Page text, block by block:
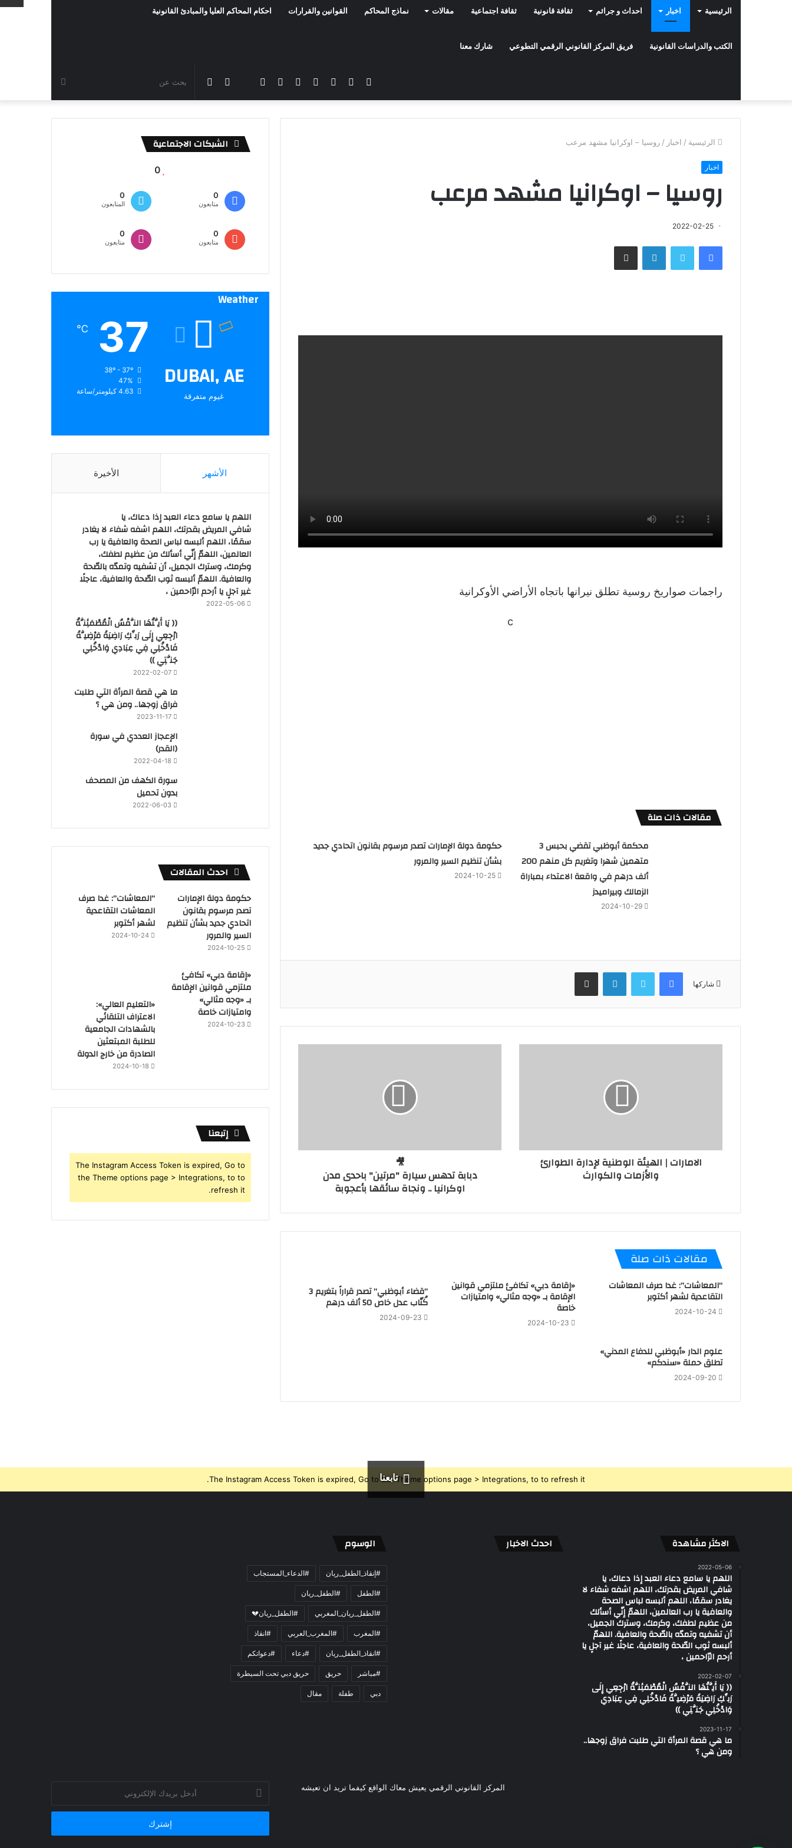
الرئيسية اخبار احداث و جرائم ثقافة قانونية ثقافة اجتماعية مقالات نماذج المحاكم القوانين والقرارات احكام المحاكم العليا والمبادئ القانونية
الكتب والدراسات القانونية فريق المركز القانوني الرقمي التطوعي شارك معنا
عن
الوضع
المظلم
مقال
عشوائي
سناب
شات
تيلقرام سناب
تشات
انستقرام يوتيوب تويترفيسبوك
الرئيسية / اخبار / روسيا – اوكرانيا مشهد مرعب
اخبار
روسيا – اوكرانيا مشهد مرعب
2022-02-25
فيسبوك تويتر لينكدإن مشاركة عبر البريد
راجمات صواريخ روسية تطلق نيرانها باتجاه الأراضي الأوكرانية
c
مقالات ذات صلة
محكمة أبوظبي تقضي بحبس 3
متهمين شهرا وتغريم كل منهم 200
ألف درهم في واقعة الاعتداء بمباراة
الزمالك وبيراميدز
2024-10-29
حكومة دولة الإمارات تصدر مرسوم بقانون اتحادي جديد
بشأن تنظيم السير والمرور
2024-10-25
شاركها
فيسبوك تويتر لينكدإن مشاركة عبر البريد
الامارات | الهيئة الوطنية لإدارة ⁧‫الطوارئ
والأزمات‬⁩ والكوارث
🎥
دبابة تدهس سيارة "مرتين" باحدى مدن
اوكرانيا .. ونجاة سائقها بأعجوبة
مقالات ذات صلة
“المعاشات”: غدا صرف المعاشات
التقاعدية لشهر أكتوبر
2024-10-24
«إقامة دبي» تكافئ ملتزمي قوانين
الإقامة بـ «وجه مثالي» وامتيازات
خاصة
2024-10-23
‏”قضاء أبوظبي” تصدر قراراً بتغريم 3
كُتّاب عدل خاص 50 ألف درهم
2024-09-23
علوم الدار «أبوظبي للدفاع المدني»
تطلق حملة «سندكم»
2024-09-20
الشبكات الاجتماعية
0
0
متابعون
0
المتابعون
0
متابعون
0
متابعون
Weather
DUBAI, AE
غيوم متفرقة
37
℃
38º - 37º
47%
4.63 كيلومتر/ساعة
الأشهر الأخيرة
اللهم يا سامع دعاء العبد إذا دعاك، يا
شافي المريض بقدرتك، اللهم اشفه شفاء لا يغادر
سقمًا، اللهم ألبسه لباس الصحة والعافية يا رب
العالمين، اللهمّ إنّي أسألك من عظيم لطفك،
وكرمك، وسترك الجميل، أن تشفيه وتمدّه بالصّحة
والعافية. اللهمّ ألبسه ثوب الصّحة والعافية، عاجلًا
غير آجلٍ يا أرحم الرّاحمين ،
2022-05-06
(( يَا أَيَّتُهَا النَّفْسُ الْمُطْمَئِنَّةُ
ارْجِعِي إِلَى رَبِّكِ رَاضِيَةً مَرْضِيَّةً
فَادْخُلِي فِي عِبَادِي وَادْخُلِي
جَنَّتِي ))
2022-02-07
ما هي قصة المرأة التي طلبت
فراق زوجها.. ومن هي ؟
2023-11-17
‏الإعجاز العددي في سورة
(القدر)
2022-04-18
سورة الكهف من المصحف
بدون تحميل
2022-06-03
احدث المقالات
حكومة دولة الإمارات
تصدر مرسوم بقانون
اتحادي جديد بشأن تنظيم
السير والمرور
2024-10-25
“المعاشات”: غدا صرف
المعاشات التقاعدية
لشهر أكتوبر
2024-10-24
«إقامة دبي» تكافئ
ملتزمي قوانين الإقامة
بـ «وجه مثالي»
وامتيازات خاصة
2024-10-23
«التعليم العالي»:
الاعتراف التلقائي
بالشهادات الجامعية
للطلبة المبتعثين
الصادرة من خارج الدولة
2024-10-18
إتبعنا
The Instagram Access Token is expired, Go to
the Theme options page > Integrations, to to
refresh it.
تابعنا
The Instagram Access Token is expired, Go to the Theme options page > Integrations, to to refresh it.
الاكثر مشاهدة
2022-05-06
اللهم يا سامع دعاء العبد إذا دعاك، يا
شافي المريض بقدرتك، اللهم اشفه شفاء لا
يغادر سقمًا، اللهم ألبسه لباس الصحة
والعافية يا رب العالمين، اللهمّ إنّي أسألك
من عظيم لطفك، وكرمك، وسترك الجميل،
أن تشفيه وتمدّه بالصّحة والعافية. اللهمّ
ألبسه ثوب الصّحة والعافية، عاجلًا غير آجلٍ يا
أرحم الرّاحمين ،
2022-02-07
(( يَا أَيَّتُهَا النَّفْسُ الْمُطْمَئِنَّةُ ارْجِعِي إِلَى
رَبِّكِ رَاضِيَةً مَرْضِيَّةً فَادْخُلِي فِي عِبَادِي
وَادْخُلِي جَنَّتِي ))
2023-11-17
ما هي قصة المرأة التي طلبت فراق زوجها..
ومن هي ؟
احدث الاخبار الوسوم
#إنقاذ_الطفل_ريان #الدعاء_المستجاب
#الطفل #الطفل_ريان
#الطفل_ريان_المغربي #الطفل_ريان💔
#المغرب #المغرب_العربي #انقاذ
#انقاذ_الطفل_ريان #دعاء #دعواتكم
#مباشر حريق حريق دبي تحت السيطرة
دبي طفلة مقال
المركز القانوني الرقمي يعيش معاك الواقع كيفما تريد ان تعيشه
بريدك
الإلكتروني